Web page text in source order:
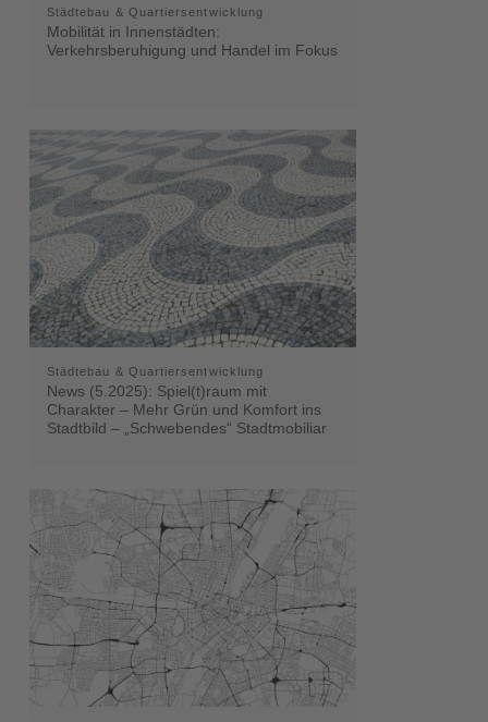
Städtebau & Quartiersentwicklung
Mobilität in Innenstädten:
Verkehrsberuhigung und Handel im Fokus
Städtebau & Quartiersentwicklung
News (5.2025): Spiel(t)raum mit
Charakter – Mehr Grün und Komfort ins
Stadtbild – „Schwebendes“ Stadtmobiliar